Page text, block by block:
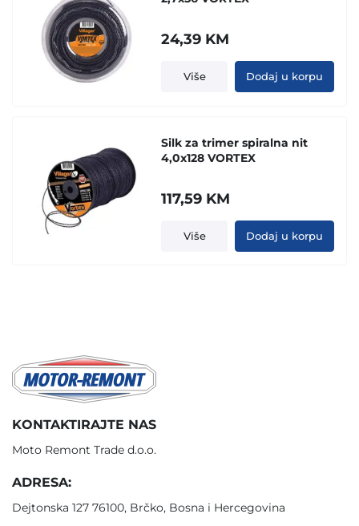
24,39 KM
Više Dodaj u korpu
Silk za trimer spiralna nit
4,0x128 VORTEX
117,59 KM
Više Dodaj u korpu
KONTAKTIRAJTE NAS
Moto Remont Trade d.o.o.
ADRESA:
Dejtonska 127 76100, Brčko, Bosna i Hercegovina